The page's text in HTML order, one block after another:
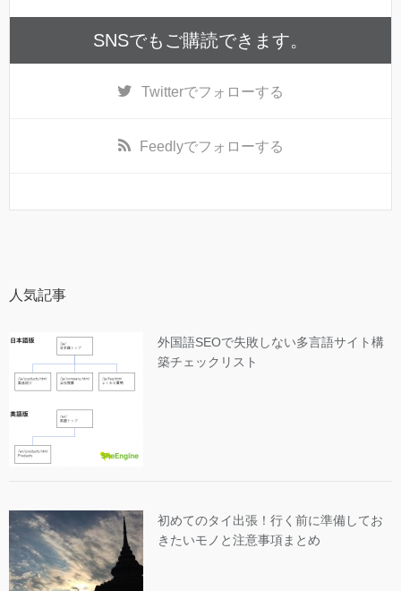
SNSでもご購読できます。
Twitterでフォローする
Feedlyでフォローする
人気記事
外国語SEOで失敗しない多言語サイト構
築チェックリスト
初めてのタイ出張！行く前に準備してお
きたいモノと注意事項まとめ